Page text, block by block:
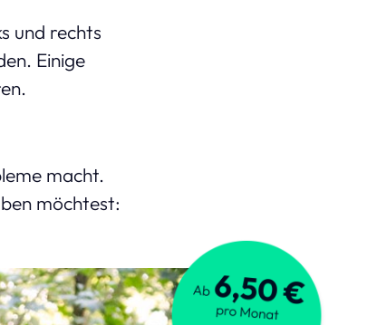
und rechts
Einige
macht.
möchtest: